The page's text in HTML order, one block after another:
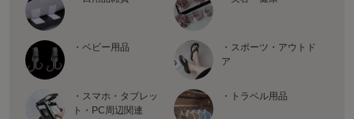
・ベビー用品
・スポーツ・アウトド
ア
・スマホ・タブレッ
ト・PC周辺関連
・トラベル用品